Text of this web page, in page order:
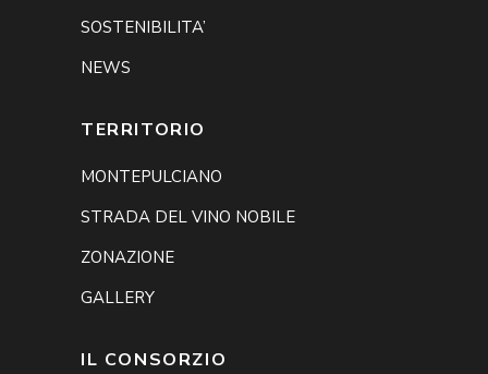
SOSTENIBILITA’
NEWS
TERRITORIO
MONTEPULCIANO
STRADA DEL VINO NOBILE
ZONAZIONE
GALLERY
IL CONSORZIO